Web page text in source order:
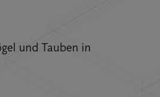
und Tauben in